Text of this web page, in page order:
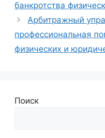
банкротства
Арбитражный
профессиональная
физических и
Поиск